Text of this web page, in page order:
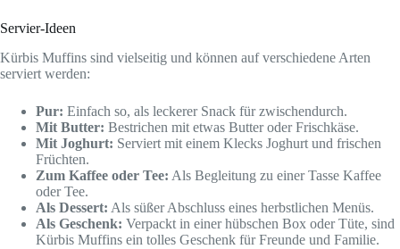
Servier-Ideen
Kürbis Muffins sind vielseitig und können auf verschiedene Arten
serviert werden:
Pur: Einfach so, als leckerer Snack für zwischendurch.
Mit Butter: Bestrichen mit etwas Butter oder Frischkäse.
Mit Joghurt: Serviert mit einem Klecks Joghurt und frischen
Früchten.
Zum Kaffee oder Tee: Als Begleitung zu einer Tasse Kaffee
oder Tee.
Als Dessert: Als süßer Abschluss eines herbstlichen Menüs.
Als Geschenk: Verpackt in einer hübschen Box oder Tüte, sind
Kürbis Muffins ein tolles Geschenk für Freunde und Familie.